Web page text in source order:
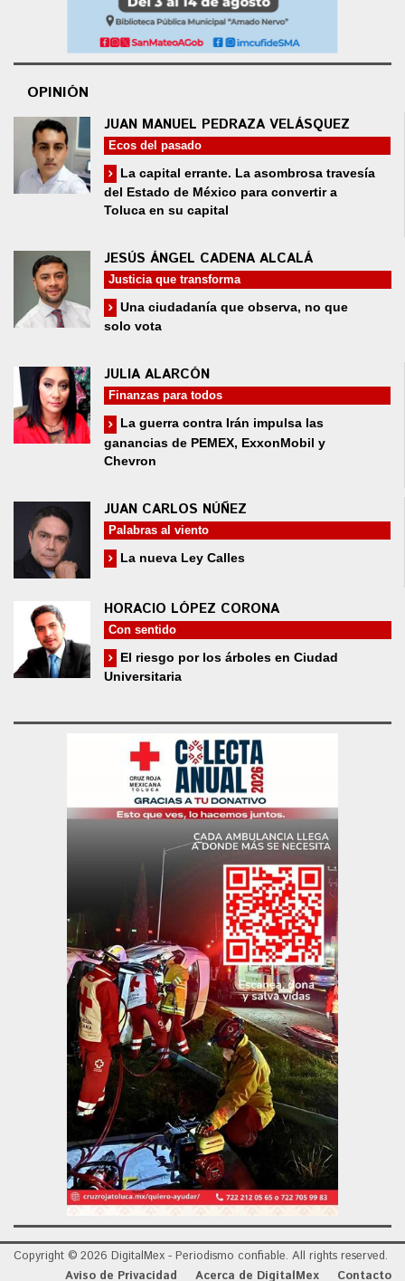
OPINIÓN
JUAN MANUEL PEDRAZA VELÁSQUEZ
Ecos del pasado
La capital errante. La asombrosa travesía
del Estado de México para convertir a
Toluca en su capital
JESÚS ÁNGEL CADENA ALCALÁ
Justicia que transforma
Una ciudadanía que observa, no que
solo vota
JULIA ALARCÓN
Finanzas para todos
La guerra contra Irán impulsa las
ganancias de PEMEX, ExxonMobil y
Chevron
JUAN CARLOS NÚÑEZ
Palabras al viento
La nueva Ley Calles
HORACIO LÓPEZ CORONA
Con sentido
El riesgo por los árboles en Ciudad
Universitaria
Copyright © 2026 DigitalMex - Periodismo confiable. All rights reserved.
Aviso de Privacidad
Acerca de DigitalMex Contacto